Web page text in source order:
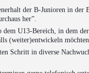
der B-Junioren in der
her”.
U13-Bereich, in dem
(weiter)entwickeln möchten.
Schritt in diverse